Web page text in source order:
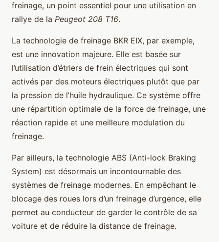
freinage, un point essentiel pour une utilisation en
rallye de la Peugeot 208 T16.
La technologie de freinage BKR EIX, par exemple,
est une innovation majeure. Elle est basée sur
l’utilisation d’étriers de frein électriques qui sont
activés par des moteurs électriques plutôt que par
la pression de l’huile hydraulique. Ce système offre
une répartition optimale de la force de freinage, une
réaction rapide et une meilleure modulation du
freinage.
Par ailleurs, la technologie ABS (Anti-lock Braking
System) est désormais un incontournable des
systèmes de freinage modernes. En empêchant le
blocage des roues lors d’un freinage d’urgence, elle
permet au conducteur de garder le contrôle de sa
voiture et de réduire la distance de freinage.